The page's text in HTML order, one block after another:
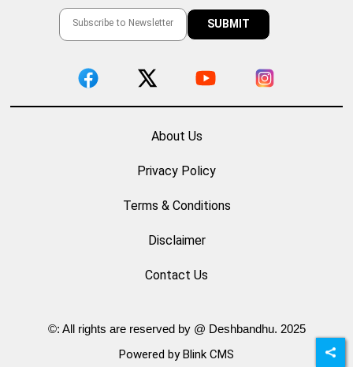
About Us
Privacy Policy
Terms & Conditions
Disclaimer
Contact Us
©: All rights are reserved by @ Deshbandhu. 2025
Powered by Blink CMS